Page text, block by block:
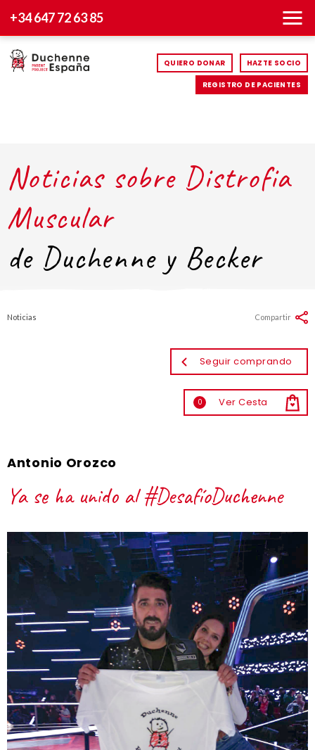
+34 647 72 63 85
QUIERO DONAR HAZTE SOCIO
REGISTRO DE PACIENTES
Noticias sobre Distrofia
Muscular
de Duchenne y Becker
Noticias
Seguir comprando
0 Ver Cesta
Compartir
Antonio Orozco
Ya se ha unido al #DesafíoDuchenne